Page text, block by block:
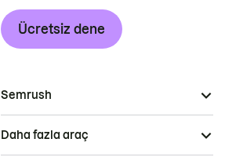
Ücretsiz dene
Semrush
Daha fazla araç